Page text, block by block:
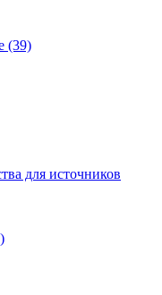
(39)
для источников